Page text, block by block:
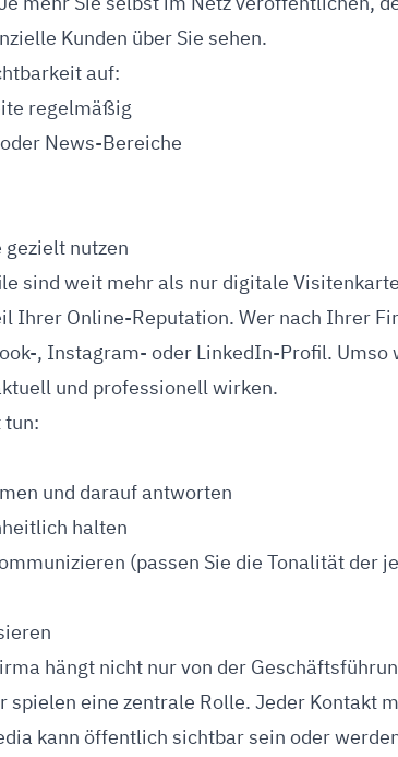
Kunden über Sie sehen.
auf:
regelmäßig
News-Bereiche
nutzen
sind weit mehr als nur digitale
Ihrer Online-Reputation. Wer nach Ihrer
, Instagram- oder LinkedIn-Profil. Umso
und professionell wirken.
tun:
und darauf antworten
halten
(passen Sie die Tonalität der
hängt nicht nur von der
spielen eine zentrale Rolle. Jeder Kontakt
kann öffentlich sichtbar sein oder